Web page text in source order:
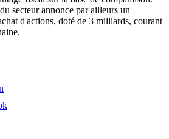
secteur annonce par ailleurs un
d'actions, doté de 3 milliards, courant